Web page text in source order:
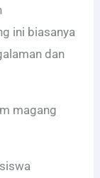
ini biasanya
dan
magang